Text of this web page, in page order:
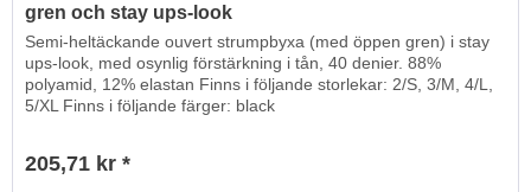
gren och stay ups-look
Semi-heltäckande ouvert strumpbyxa (med öppen gren) i stay
ups-look, med osynlig förstärkning i tån, 40 denier. 88%
polyamid, 12% elastan Finns i följande storlekar: 2/S, 3/M, 4/L,
5/XL Finns i följande färger: black
205,71 kr *